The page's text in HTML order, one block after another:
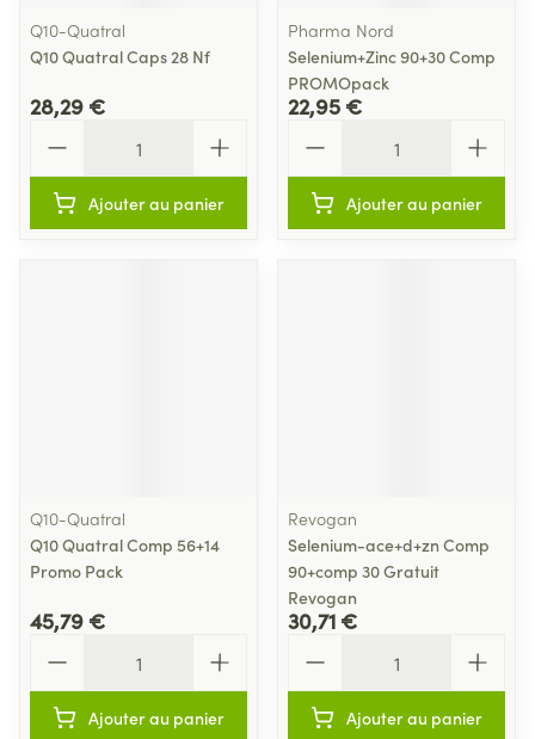
Q10-Quatral
Q10 Quatral Caps 28 Nf
28,29 €
Ajouter au panier
Pharma Nord
Selenium+Zinc 90+30 Comp
PROMOpack
22,95 €
Ajouter au panier
Q10-Quatral
Q10 Quatral Comp 56+14
Promo Pack
45,79 €
Ajouter au panier
Revogan
Selenium-ace+d+zn Comp
90+comp 30 Gratuit
Revogan
30,71 €
Ajouter au panier